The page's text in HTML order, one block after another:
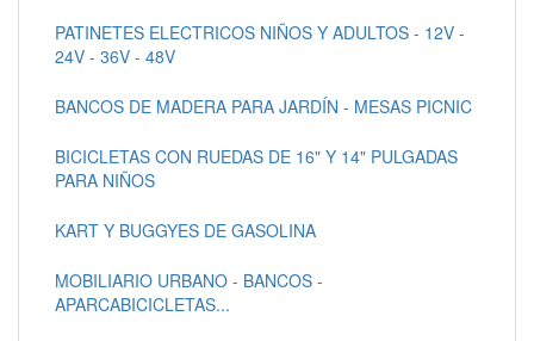
PATINETES ELECTRICOS NIÑOS Y ADULTOS - 12V -
24V - 36V - 48V
BANCOS DE MADERA PARA JARDÍN - MESAS PICNIC
BICICLETAS CON RUEDAS DE 16" Y 14" PULGADAS
PARA NIÑOS
KART Y BUGGYES DE GASOLINA
MOBILIARIO URBANO - BANCOS -
APARCABICICLETAS...